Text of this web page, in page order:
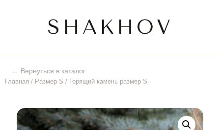
SHAKHOV
← Вернуться в каталог
Главная / Размер S / Горящий камень размер S